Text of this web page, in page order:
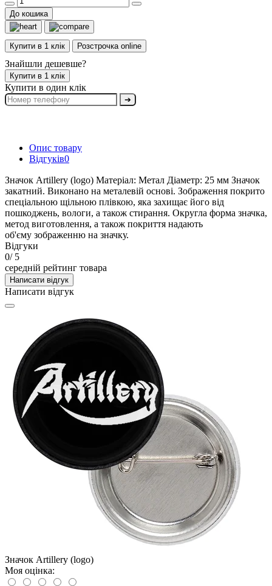
До кошика
Купити в 1 клік Розстрочка online
Знайшли дешевше?
Купити в 1 клік
Купити в один клік
➔
Опис товару
Відгуків0
Значок Artillery (logo) Матеріал: Метал Діаметр: 25 мм Значок
закатний. Виконано на металевій основі. Зображення покрито
спеціальною щільною плівкою, яка захищає його від
пошкоджень, вологи, а також стирання. Округла форма значка,
метод виготовлення, а також покриття надають
об'єму зображенню на значку.
Відгуки
0/ 5
середній рейтинг товара
Написати відгук
Написати відгук
Значок Artillery (logo)
Моя оцінка: